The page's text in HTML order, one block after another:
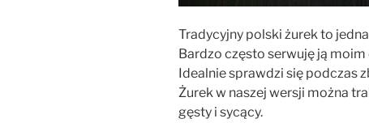
Tradycyjny polski żurek to
Bardzo często serwuję ją
Idealnie sprawdzi się podczas
Żurek w naszej wersji można
gęsty i sycący.